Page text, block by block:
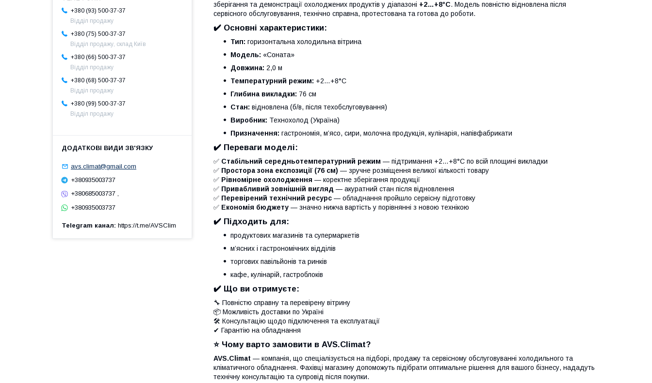
зберігання та демонстрації охолоджених продуктів у діапазоні +2…+8°C. Модель повністю відновлена після
сервісного обслуговування, технічно справна, протестована та готова до роботи.
✔️ Основні характеристики:
Тип: горизонтальна холодильна вітрина
Модель: «Соната»
Довжина: 2,0 м
Температурний режим: +2…+8°C
Глибина викладки: 76 см
Стан: відновлена (б/в, після техобслуговування)
Виробник: Технохолод (Україна)
Призначення: гастрономія, м’ясо, сири, молочна продукція, кулінарія, напівфабрикати
✔️ Переваги моделі:
✅ Стабільний середньотемпературний режим — підтримання +2…+8°C по всій площині викладки
✅ Простора зона експозиції (76 см) — зручне розміщення великої кількості товару
✅ Рівномірне охолодження — коректне зберігання продукції
✅ Привабливий зовнішній вигляд — акуратний стан після відновлення
✅ Перевірений технічний ресурс — обладнання пройшло сервісну підготовку
✅ Економія бюджету — значно нижча вартість у порівнянні з новою технікою
✔️ Підходить для:
продуктових магазинів та супермаркетів
м’ясних і гастрономічних відділів
торгових павільйонів та ринків
кафе, кулінарій, гастроблоків
✔️ Що ви отримуєте:
🔧 Повністю справну та перевірену вітрину
📦 Можливість доставки по Україні
🛠 Консультацію щодо підключення та експлуатації
✔ Гарантію на обладнання
⭐️ Чому варто замовити в AVS.Climat?
AVS.Climat — компанія, що спеціалізується на підборі, продажу та сервісному обслуговуванні холодильного та
кліматичного обладнання. Фахівці магазину допоможуть підібрати оптимальне рішення для вашого бізнесу, нададуть
технічну консультацію та супровід після покупки.
+380 (93) 500-37-37
Відділ продажу
+380 (75) 500-37-37
Відділ продажу, склад Київ
+380 (66) 500-37-37
Відділ продажу
+380 (68) 500-37-37
Відділ продажу
+380 (99) 500-37-37
Відділ продажу
avs.climat@gmail.com
+380935003737
+380685003737 ,
+380935003737
Telegram канал https://t.me/AVSClim